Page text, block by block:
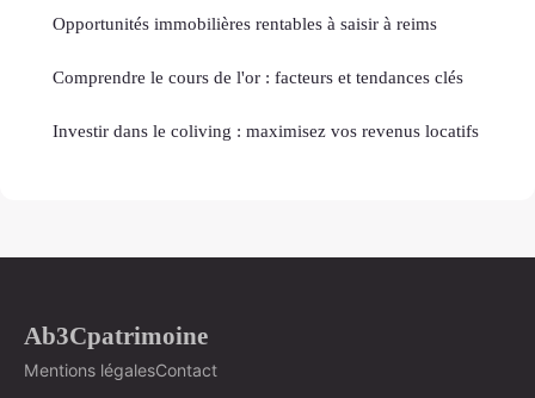
Opportunités immobilières rentables à saisir à reims
Comprendre le cours de l'or : facteurs et tendances clés
Investir dans le coliving : maximisez vos revenus locatifs
Ab3Cpatrimoine
Mentions légalesContact